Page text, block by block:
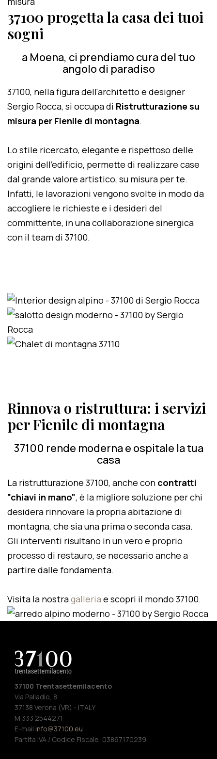
37100 progetta la casa dei tuoi
sogni
a Moena, ci prendiamo cura del tuo
angolo di paradiso
37100, nella figura dell'architetto e designer
Sergio Rocca, si occupa di Ristrutturazione su
misura per Fienile di montagna.
Lo stile ricercato, elegante e rispettoso delle
origini dell'edificio, permette di realizzare case
dal grande valore artistico, su misura per te.
Infatti, le lavorazioni vengono svolte in modo da
accogliere le richieste e i desideri del
committente, in una collaborazione sinergica
con il team di 37100.
Rinnova o ristruttura: i servizi
per Fienile di montagna
37100 rende moderna e ospitale la tua
casa
La ristrutturazione 37100, anche con contratti
"chiavi in mano", è la migliore soluzione per chi
desidera rinnovare la propria abitazione di
montagna, che sia una prima o seconda casa.
Gli interventi risultano in un vero e proprio
processo di restauro, se necessario anche a
partire dalle fondamenta.
Visita la nostragalleria e scopri il mondo 37100.
37100 Trentasettemilacento
Via Palladio, 8
37138 Verona (VR) - ITALY
M 333 2544271
E-mail info@37100.eu
Partita IVA / Codice Fiscale: 03867170239